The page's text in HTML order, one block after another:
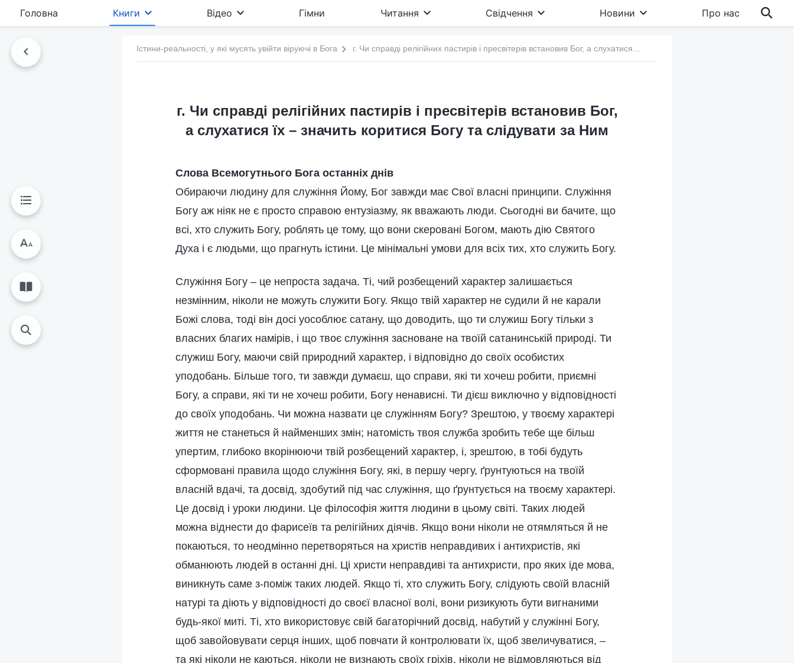
Головна Книги Відео Гімни Читання Свідчення Новини Про нас
Істини-реальності, у які мусять увійти віруючі в Бога
г. Чи справді релігійних пастирів і пресвітерів встановив Бог,
а слухатися їх – значить коритися Богу та слідувати за Ним
Слова Всемогутнього Бога останніх днів
Обираючи людину для служіння Йому, Бог завжди має Свої власні принципи. Служіння
Богу аж ніяк не є просто справою ентузіазму, як вважають люди. Сьогодні ви бачите, що
всі, хто служить Богу, роблять це тому, що вони скеровані Богом, мають дію Святого
Духа і є людьми, що прагнуть істини. Це мінімальні умови для всіх тих, хто служить Богу.
Служіння Богу – це непроста задача. Ті, чий розбещений характер залишається
незмінним, ніколи не можуть служити Богу. Якщо твій характер не судили й не карали
Божі слова, тоді він досі уособлює сатану, що доводить, що ти служиш Богу тільки з
власних благих намірів, і що твоє служіння засноване на твоїй сатанинській природі. Ти
служиш Богу, маючи свій природний характер, і відповідно до своїх особистих
уподобань. Більше того, ти завжди думаєш, що справи, які ти хочеш робити, приємні
Богу, а справи, які ти не хочеш робити, Богу ненависні. Ти дієш виключно у відповідності
до своїх уподобань. Чи можна назвати це служінням Богу? Зрештою, у твоєму характері
життя не станеться й найменших змін; натомість твоя служба зробить тебе ще більш
упертим, глибоко вкорінюючи твій розбещений характер, і, зрештою, в тобі будуть
сформовані правила щодо служіння Богу, які, в першу чергу, ґрунтуються на твоїй
власній вдачі, та досвід, здобутий під час служіння, що ґрунтується на твоєму характері.
Це досвід і уроки людини. Це філософія життя людини в цьому світі. Таких людей
можна віднести до фарисеїв та релігійних діячів. Якщо вони ніколи не отямляться й не
покаються, то неодмінно перетворяться на христів неправдивих і антихристів, які
обманюють людей в останні дні. Ці христи неправдиві та антихристи, про яких іде мова,
виникнуть саме з-поміж таких людей. Якщо ті, хто служить Богу, слідують своїй власній
натурі та діють у відповідності до своєї власної волі, вони ризикують бути вигнаними
будь-якої миті. Ті, хто використовує свій багаторічний досвід, набутий у служінні Богу,
щоб завойовувати серця інших, щоб повчати й контролювати їх, щоб звеличуватися, –
та які ніколи не каються, ніколи не визнають своїх гріхів, ніколи не відмовляються від